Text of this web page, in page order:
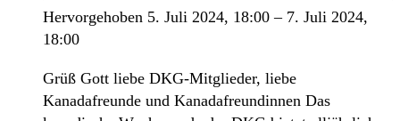
Hervorgehoben 5. Juli 2024, 18:00 – 7. Juli 2024,
18:00
Grüß Gott liebe DKG-Mitglieder, liebe
Kanadafreunde und Kanadafreundinnen Das